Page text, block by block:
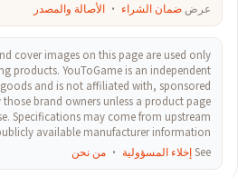
عرض ضمان الشراء · الأصالة والمصدر
cover images on this page are used only
products. YouToGame is an independent
and is not affiliated with, sponsored
brand owners unless a product page
Specifications may come from upstream
available manufacturer information.
Seeإخلاء المسؤولية · من نحن